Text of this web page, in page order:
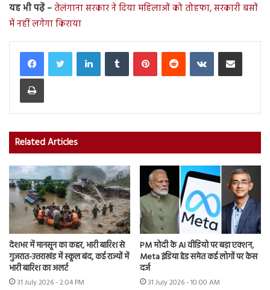
यह भी पढ़ें –तेलंगाना सरकार ने दिया महिलाओं को तोहफा, सरकारी बसों
में नहीं लगेगा किराया
LinkedInTumblr PinterestReddit VKontakteShare via Email
Print
Related Articles
देशभर में मानसून का कहर, भारी बारिश से
गुजरात-उत्तराखंड में स्कूल बंद, कई राज्यों में
भारी बारिश का अलर्ट
31 July 2026 - 2:04 PM
PM मोदी के AI वीडियो पर बड़ा एक्शन,
Meta इंडिया हेड समेत कई लोगों पर केस
दर्ज
31 July 2026 - 10:00 AM